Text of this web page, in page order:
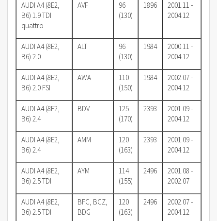
AUDI A4 (8E2,
B6) 1.9 TDI
quattro
AVF
96
(130)
1896
2001.11 -
2004.12
AUDI A4 (8E2,
B6) 2.0
ALT
96
(130)
1984
2000.11 -
2004.12
AUDI A4 (8E2,
B6) 2.0 FSI
AWA
110
(150)
1984
2002.07 -
2004.12
AUDI A4 (8E2,
B6) 2.4
BDV
125
(170)
2393
2001.09 -
2004.12
AUDI A4 (8E2,
B6) 2.4
AMM
120
(163)
2393
2001.09 -
2004.12
AUDI A4 (8E2,
B6) 2.5 TDI
AYM
114
(155)
2496
2001.08 -
2002.07
AUDI A4 (8E2,
B6) 2.5 TDI
BFC, BCZ,
BDG
120
(163)
2496
2002.07 -
2004.12